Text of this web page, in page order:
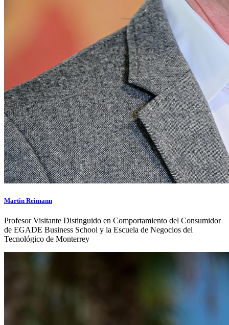
Martin Reimann
Profesor Visitante Distinguido en Comportamiento del Consumidor
de EGADE Business School y la Escuela de Negocios del
Tecnológico de Monterrey